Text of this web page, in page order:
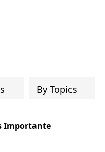
By Topics
Importante